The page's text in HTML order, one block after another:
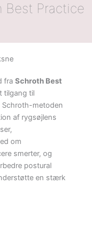
Best Practice
fra Schroth Best
tilgang til
Schroth-metoden
af rygsøjlens
om
smerter, og
postural
en stærk